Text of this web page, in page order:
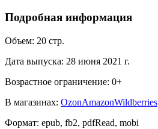
Подробная информация
Объем: 20 стр.
Дата выпуска: 28 июня 2021 г.
Возрастное ограничение: 0+
В магазинах: OzonAmazonWildberries
Формат: epub, fb2, pdfRead, mobi